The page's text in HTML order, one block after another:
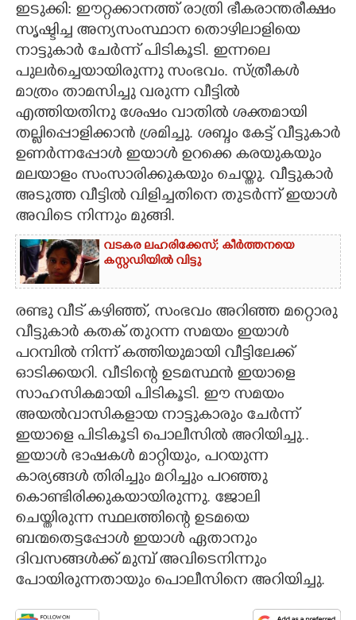
CARTOONS
LITERATURE
ZOOM
CONTACT US
ഇടുക്കി: ഈറ്റക്കാനത്ത് രാത്രി ഭീകരാന്തരീക്ഷം
സൃഷ്ടിച്ച അന്യസംസ്ഥാന തൊഴിലാളിയെ
നാട്ടുകാർ ചേർന്ന് പിടികൂടി. ഇന്നലെ
പുലർച്ചെയായിരുന്നു സംഭവം. സ്ത്രീകൾ
മാത്രം താമസിച്ചു വരുന്ന വീട്ടിൽ
എത്തിയതിനു ശേഷം വാതിൽ ശക്തമായി
തല്ലിപ്പൊളിക്കാൻ ശ്രമിച്ചു. ശബ്ദം കേട്ട് വീട്ടുകാർ
ഉണർന്നപ്പോൾ ഇയാൾ ഉറക്കെ കരയുകയും
മലയാളം സംസാരിക്കുകയും ചെയ്തു. വീട്ടുകാർ
അടുത്ത വീട്ടിൽ വിളിച്ചതിനെ തുടർന്ന് ഇയാൾ
അവിടെ നിന്നും മുങ്ങി.
വടകര ലഹരിക്കേസ്; കീർത്തനയെ
കസ്റ്റഡിയിൽ വിട്ടു
രണ്ടു വീട് കഴിഞ്ഞ്, സംഭവം അറിഞ്ഞ മറ്റൊരു
വീട്ടുകാർ കതക് തുറന്ന സമയം ഇയാൾ
പറമ്പിൽ നിന്ന് കത്തിയുമായി വീട്ടിലേക്ക്
ഓടിക്കയറി. വീടിന്റെ ഉടമസ്ഥൻ ഇയാളെ
സാഹസികമായി പിടികൂടി. ഈ സമയം
അയൽവാസികളായ നാട്ടുകാരും ചേർന്ന്
ഇയാളെ പിടികൂടി പൊലീസിൽ അറിയിച്ചു..
ഇയാൾ ഭാഷകൾ മാറ്റിയും, പറയുന്ന
കാര്യങ്ങൾ തിരിച്ചും മറിച്ചും പറഞ്ഞു
കൊണ്ടിരിക്കുകയായിരുന്നു. ജോലി
ചെയ്തിരുന്ന സ്ഥലത്തിന്റെ ഉടമയെ
ബന്മതെട്ടപ്പോൾ ഇയാൾ ഏതാനും
ദിവസങ്ങൾക്ക് മുമ്പ് അവിടെനിന്നും
പോയിരുന്നതായും പൊലീസിനെ അറിയിച്ചു.